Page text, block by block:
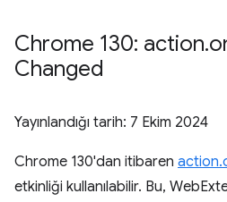
Chrome 130: action.
Changed
Yayınlandığı tarih: 7 Ekim 2024
Chrome 130'dan itibaren
etkinliği kullanılabilir. Bu,